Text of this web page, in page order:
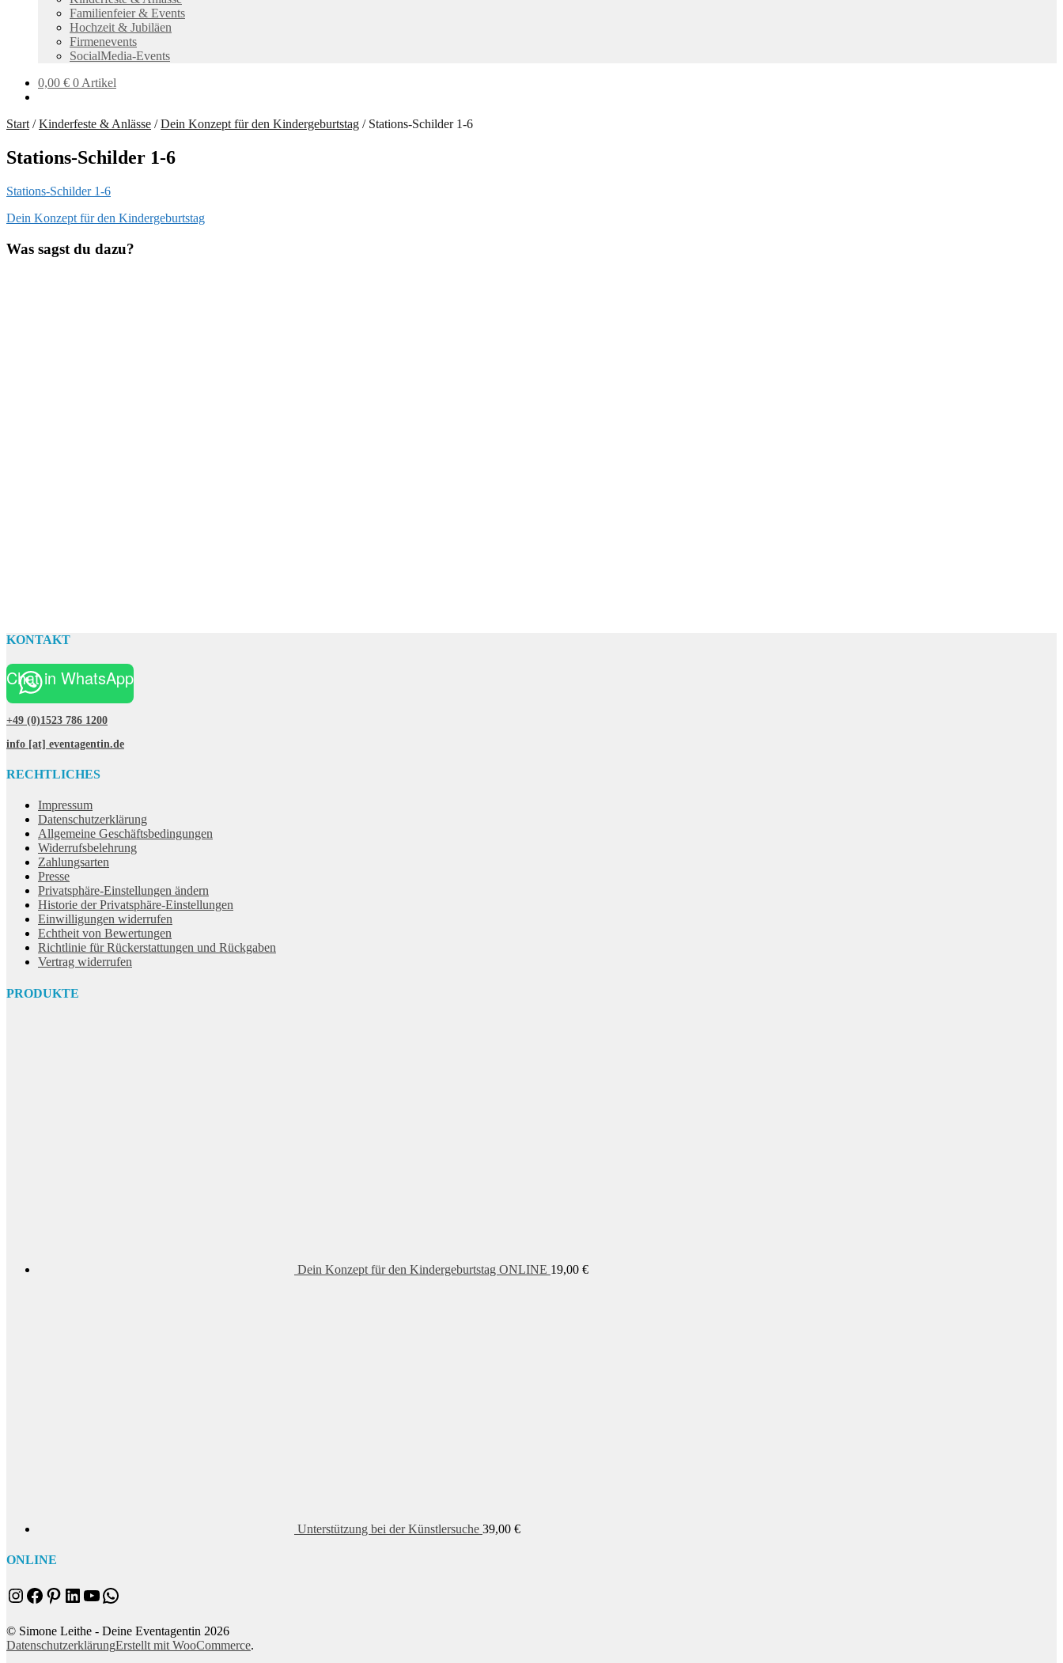
Familienfeier & Events
Hochzeit & Jubiläen
Firmenevents
SocialMedia-Events
0,00 € 0 Artikel
Start /Kinderfeste & Anlässe /Dein Konzept für den Kindergeburtstag / Stations-Schilder 1-6
Stations-Schilder 1-6
Stations-Schilder 1-6
Beitragsnavigation
Vorheriger
Dein Konzept für den Kindergeburtstag
Was sagst du dazu?
KONTAKT
Chat in WhatsApp
+49 (0)1523 786 1200
info [at] eventagentin.de
RECHTLICHES
Impressum
Datenschutzerklärung
Allgemeine Geschäftsbedingungen
Widerrufsbelehrung
Zahlungsarten
Presse
Privatsphäre-Einstellungen ändern
Historie der Privatsphäre-Einstellungen
Einwilligungen widerrufen
Echtheit von Bewertungen
Richtlinie für Rückerstattungen und Rückgaben
Vertrag widerrufen
PRODUKTE
Dein Konzept für den Kindergeburtstag ONLINE 19,00 €
Unterstützung bei der Künstlersuche 39,00 €
ONLINE
Instagram
Facebook
Pinterest
LinkedIn
YouTube
WhatsApp
© Simone Leithe - Deine Eventagentin 2026
DatenschutzerklärungErstellt mit WooCommerce.